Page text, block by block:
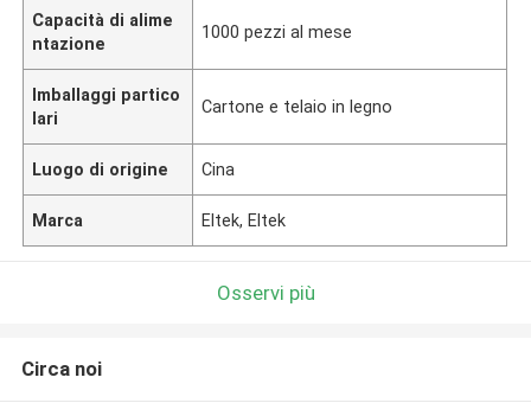
Capacità di alime
ntazione
1000 pezzi al mese
Imballaggi partico
lari
Cartone e telaio in legno
Luogo di origine Cina
Marca Eltek, Eltek
Osservi più
Circa noi